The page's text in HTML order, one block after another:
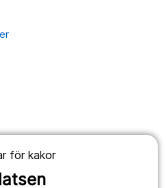
för kakor